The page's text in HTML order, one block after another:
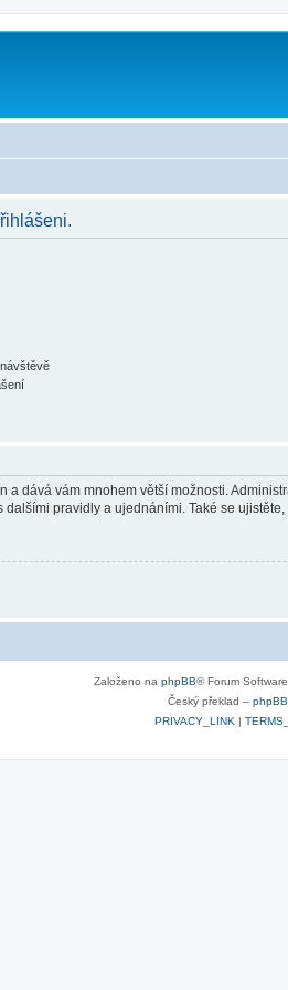
dává vám mnohem větší možnosti.
pravidly a ujednáními. Také se
Založeno na phpBB® Forum
Český překlad –
PRIVACY_LINK |